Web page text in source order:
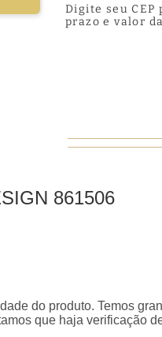
Digite seu CEP
prazo e valor
861506
do produto. Temos
que haja verificação